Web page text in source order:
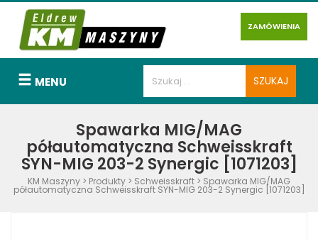
ZAMÓWIENIA
MENU
Spawarka MIG/MAG
półautomatyczna Schweisskraft
SYN-MIG 203-2 Synergic [1071203]
KM Maszyny > Produkty > Schweisskraft > Spawarka MIG/MAG
półautomatyczna Schweisskraft SYN-MIG 203-2 Synergic [1071203]